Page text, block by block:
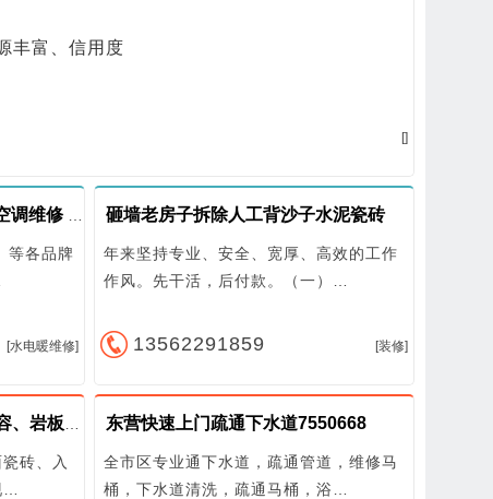
丰富、信用度
[]
等各品牌
[水电暖维修]
砸墙老房子拆除人工背沙子水泥瓷砖
年来坚持专业、安全、宽厚、高效的工作
作风。先干活，后付款。（一）…
13562291859 [装修]
砖、入
东营快速上门疏通下水道7550668
全市区专业通下水道，疏通管道，维修马
桶，下水道清洗，疏通马桶，浴…